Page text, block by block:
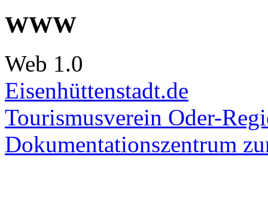
WWW
Web 1.0
Eisenhüttenstadt.de
Tourismusverein Oder-
Dokumentationszentrum